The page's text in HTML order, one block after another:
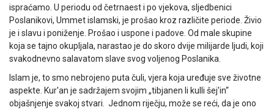
ispraćamo. U periodu od četrnaest i po vjekova, sljedbenici
Poslanikovi, Ummet islamski, je prošao kroz različite periode. Živio
je i slavu i poniženje. Prošao i uspone i padove. Od male skupine
koja se tajno okupljala, narastao je do skoro dvije milijarde ljudi, koji
svakodnevno salavatom slave svog voljenog Poslanika.
Islam je, to smo nebrojeno puta čuli, vjera koja uređuje sve životne
aspekte. Kur'an je sadržajem svojim „tibjanen li kulli šej'in“
objašnjenje svakoj stvari. Jednom riječju, može se reći, da je ono